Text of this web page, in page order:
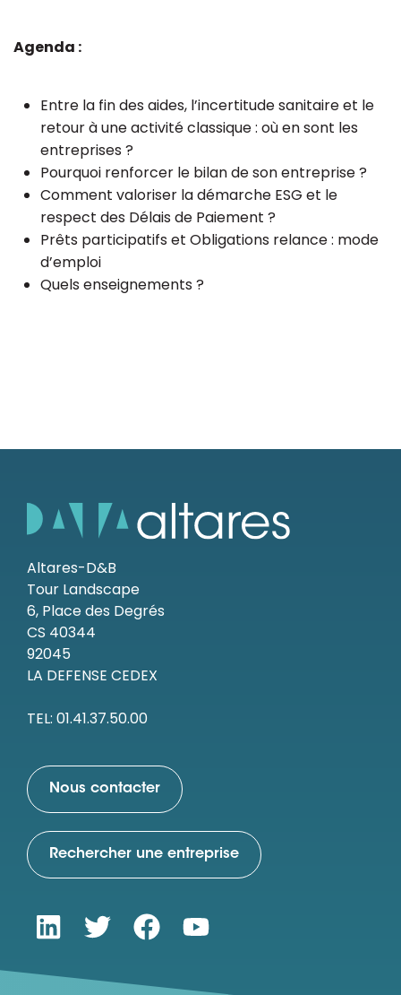
Agenda :
Entre la fin des aides, l’incertitude sanitaire et le
retour à une activité classique : où en sont les
entreprises ?
Pourquoi renforcer le bilan de son entreprise ?
Comment valoriser la démarche ESG et le
respect des Délais de Paiement ?
Prêts participatifs et Obligations relance : mode
d’emploi
Quels enseignements ?
Altares-D&B
Tour Landscape
6, Place des Degrés
CS 40344
92045
LA DEFENSE CEDEX
TEL: 01.41.37.50.00
Nous contacter
Rechercher une entreprise